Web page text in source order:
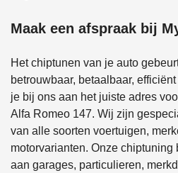
Maak een afspraak bij
Het chiptunen van je auto
betrouwbaar, betaalbaar,
je bij ons aan het juiste adres
Alfa Romeo 147. Wij zijn
van alle soorten voertuigen,
motorvarianten. Onze
aan garages, particulieren,